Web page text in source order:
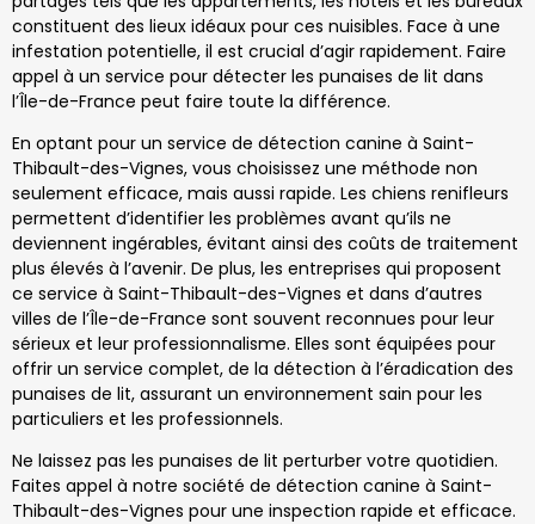
constituent des lieux idéaux pour ces nuisibles. Face à une
infestation potentielle, il est crucial d’agir rapidement. Faire
appel à un service pour détecter les punaises de lit dans
l’Île-de-France peut faire toute la différence.
En optant pour un service de détection canine à Saint-
Thibault-des-Vignes, vous choisissez une méthode non
seulement efficace, mais aussi rapide. Les chiens renifleurs
permettent d’identifier les problèmes avant qu’ils ne
deviennent ingérables, évitant ainsi des coûts de traitement
plus élevés à l’avenir. De plus, les entreprises qui proposent
ce service à Saint-Thibault-des-Vignes et dans d’autres
villes de l’Île-de-France sont souvent reconnues pour leur
sérieux et leur professionnalisme. Elles sont équipées pour
offrir un service complet, de la détection à l’éradication des
punaises de lit, assurant un environnement sain pour les
particuliers et les professionnels.
Ne laissez pas les punaises de lit perturber votre quotidien.
Faites appel à notre société de détection canine à Saint-
Thibault-des-Vignes pour une inspection rapide et efficace.